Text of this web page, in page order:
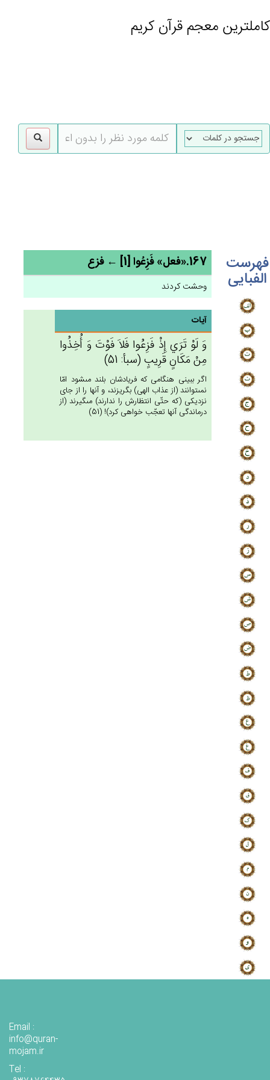
کاملترین معجم قرآن کریم
فهرست
الفبایی
167.«فعل» فَزِعُوا [1] ← فزع
وحشت کردند
آیات
وَ لَوْ تَرَي‌ إِذْ فَزِعُوا فَلاَ فَوْت‌َ وَ أُخِذُوا
مِنْ‌ مَكَان‌ٍ قَرِيب‌ٍ (سبأ: 51)
اگر ببينى هنگامى كه فريادشان بلند مى‏شود امّا
نمى‏توانند (از عذاب الهى) بگريزند، و آنها را از جاى
نزديكى (كه حتّى انتظارش را ندارند) مى‏گيرند (از
درماندگى آنها تعجّب خواهى كرد)! (51)
Email :
info@quran-
mojam.ir
Tel :